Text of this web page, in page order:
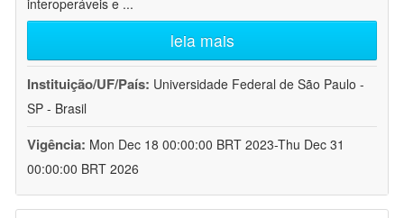
interoperáveis e ...
leia mais
Instituição/UF/País: Universidade Federal de São Paulo -
SP - Brasil
Vigência: Mon Dec 18 00:00:00 BRT 2023-Thu Dec 31
00:00:00 BRT 2026